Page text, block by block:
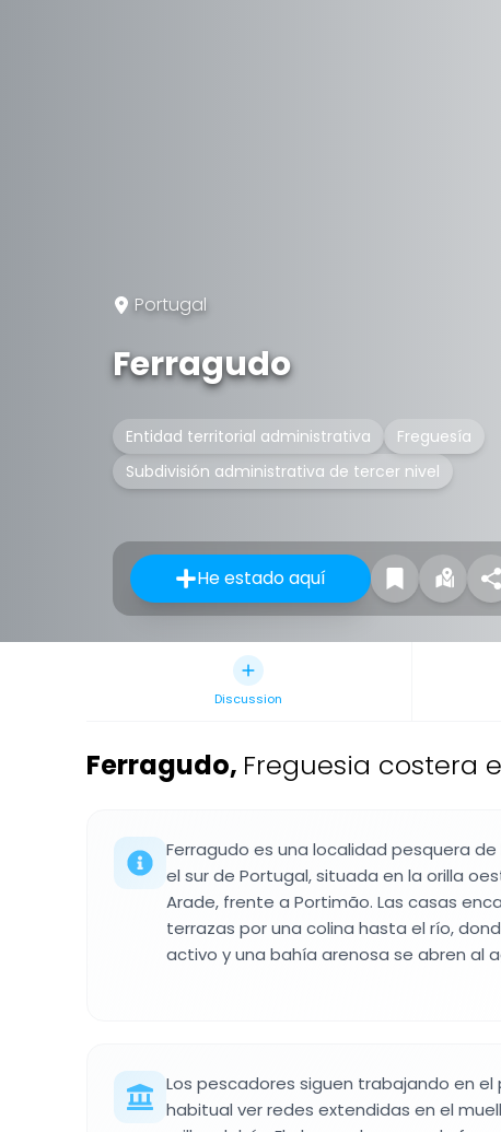
Portugal
Ferragudo
Entidad territorial administrativa
Freguesía
Subdivisión administrativa de tercer nivel
He estado aquí
Discussion
Ferragudo, Freguesia costera
Ferragudo es una localidad pesquera
el sur de Portugal, situada en la orilla
Arade, frente a Portimão. Las casas
terrazas por una colina hasta el río,
activo y una bahía arenosa se abren al
Los pescadores siguen trabajando en el
habitual ver redes extendidas en el